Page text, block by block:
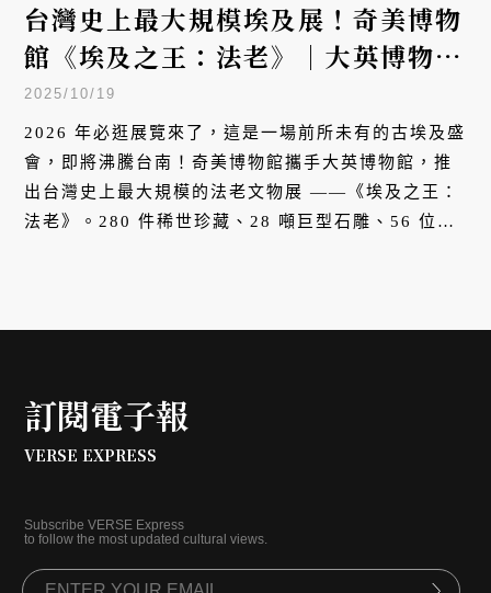
台灣史上最大規模埃及展！奇美博物
館《埃及之王：法老》｜大英博物館
280件文物、56位法老文物、50件
黃金珠寶、28噸巨型石雕一次來台
2025/10/19
2026 年必逛展覽來了，這是一場前所未有的古埃及盛
會，即將沸騰台南！奇美博物館攜手大英博物館，推
出台灣史上最大規模的法老文物展 ——《埃及之王：
法老》。280 件稀世珍藏、28 噸巨型石雕、56 位傳
訂閱電子報
VERSE EXPRESS
Subscribe VERSE Express
to follow the most updated cultural views.